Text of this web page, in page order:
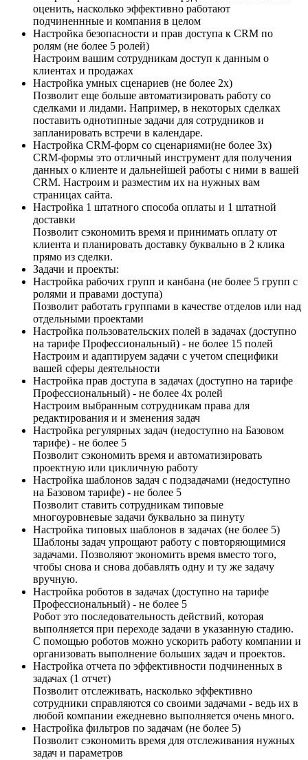
оценить, насколько эффективно работают
подчиненнные и компания в целом
Настройка безопасности и прав доступа к CRM по
ролям (не более 5 ролей)
Настроим вашим сотрудникам доступ к данным о
клиентах и продажах
Настройка умных сценариев (не более 2х)
Позволит еще больше автоматизировать работу со
сделками и лидами. Например, в некоторых сделках
поставить однотипные задачи для сотрудников и
запланировать встречи в календаре.
Настройка CRM-форм со сценариями(не более 3х)
CRM-формы это отличный инструмент для получения
данных о клиенте и дальнейшей работы с ними в вашей
CRM. Настроим и разместим их на нужных вам
страницах сайта.
Настройка 1 штатного способа оплаты и 1 штатной
доставки
Позволит сэкономить время и принимать оплату от
клиента и планировать доставку буквально в 2 клика
прямо из сделки.
Задачи и проекты:
Настройка рабочих групп и канбана (не более 5 групп с
ролями и правами доступа)
Позволит работать группами в качестве отделов или над
отдельными проектами
Настройка пользовательских полей в задачах (доступно
на тарифе Профессиональный) - не более 15 полей
Настроим и адаптируем задачи с учетом специфики
вашей сферы деятельности
Настройка прав доступа в задачах (доступно на тарифе
Профессиональный) - не более 4х ролей
Настроим выбранным сотрудникам права для
редактирования и и зменения задач
Настройка регулярных задач (недоступно на Базовом
тарифе) - не более 5
Позволит сэкономить время и автоматизировать
проектную или цикличную работу
Настройка шаблонов задач с подзадачами (недоступно
на Базовом тарифе) - не более 5
Позволит ставить сотрудникам типовые
многоуровневые задачи буквально за пинуту
Настройка типовых шаблонов в задачах (не более 5)
Шаблоны задач упрощают работу с повторяющимися
задачами. Позволяют экономить время вместо того,
чтобы снова и снова добавлять одну и ту же задачу
вручную.
Настройка роботов в задачах (доступно на тарифе
Профессиональный) - не более 5
Робот это последовательность действий, которая
выполняется при переходе задачи в указанную стадию.
С помощью роботов можно ускорить работу компании и
организовать выполнение больших задач и проектов.
Настройка отчета по эффективности подчиненных в
задачах (1 отчет)
Позволит отслеживать, насколько эффективно
сотрудники справляются со своими задачами - ведь их в
любой компании ежедневно выполняется очень много.
Настройка фильтров по задачам (не более 5)
Позволит сэкономить время для отслеживания нужных
задач и параметров